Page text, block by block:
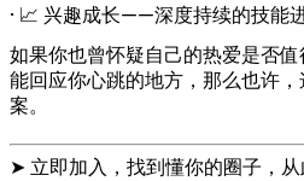
· 📈 兴趣成长——深度持续的技能进
如果你也曾怀疑自己的热爱是否
能回应你心跳的地方，那么也许
案。
➤ 立即加入，找到懂你的圈子，从